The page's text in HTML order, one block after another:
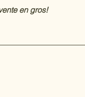
en gros!